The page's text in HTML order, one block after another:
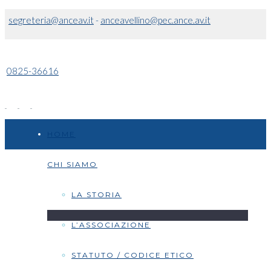
segreteria@anceav.it- anceavellino@pec.ance.av.it
0825-36616
CHI SIAMO
LA STORIA
L’ASSOCIAZIONE
STATUTO / CODICE ETICO